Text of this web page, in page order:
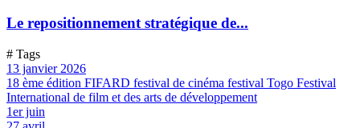
Le repositionnement stratégique de...
# Tags
13 janvier 2026
18 ème édition FIFARD festival de cinéma festival Togo Festival
International de film et des arts de développement
1er juin